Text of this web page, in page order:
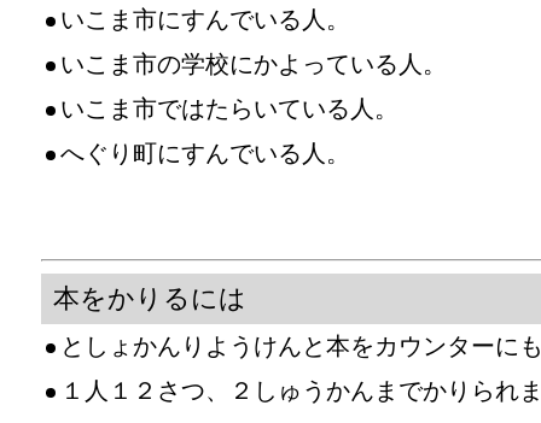
いこま市にすんでいる人。
いこま市の学校にかよっている人。
いこま市ではたらいている人。
へぐり町にすんでいる人。
本をかりるには
としょかんりようけんと本をカウンターに
１人１２さつ、２しゅうかんまでかりられ